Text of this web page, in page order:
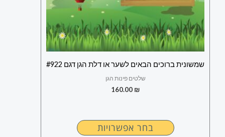
שמשונית ברוכים הבאים לשער או דלת הגן דגם #922
שלטים פינות הגן
160.00 ₪
בחר אפשרויות
ניתן
לבחור
את
האפשרויות
בעמוד
המוצר